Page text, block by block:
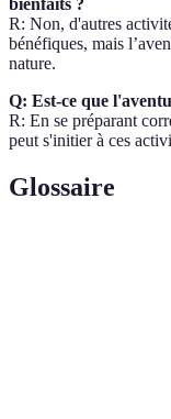
bienfaits ?
R: Non, d'autres
bénéfiques, mais
nature.
Q: Est-ce que
R: En se préparant
peut s'initier à ces
Glossaire